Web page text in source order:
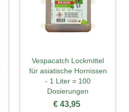
Vespacatch Lockmittel
für asiatische Hornissen
- 1 Liter = 100
Dosierungen
€ 43,95